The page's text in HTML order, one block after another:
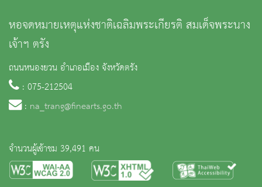
หอจดหมายเหตุแห่งชาติเฉลิมพระเกียรติ สมเด็จพระนาง
เจ้าฯ ตรัง
ถนนหนองยวน อำเภอเมือง จังหวัดตรัง
: 075-212504
: na_trang@finearts.go.th
จำนวนผู้เข้าชม 39,491 คน